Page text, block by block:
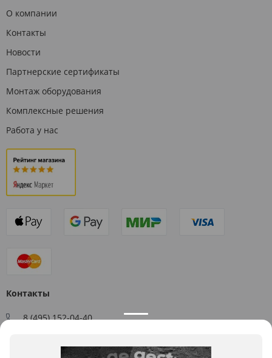
О компании
Контакты
Новости
Партнерские сертификаты
Монтаж оборудования
Комплексные решения
Работа у нас
Контакты
8 (495) 152-04-40
109544, г. Москва, ул. Большая Андроньевская, д. 17